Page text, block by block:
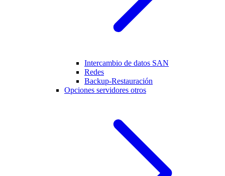
Intercambio de datos SAN
Redes
Backup-Restauración
Opciones servidores otros